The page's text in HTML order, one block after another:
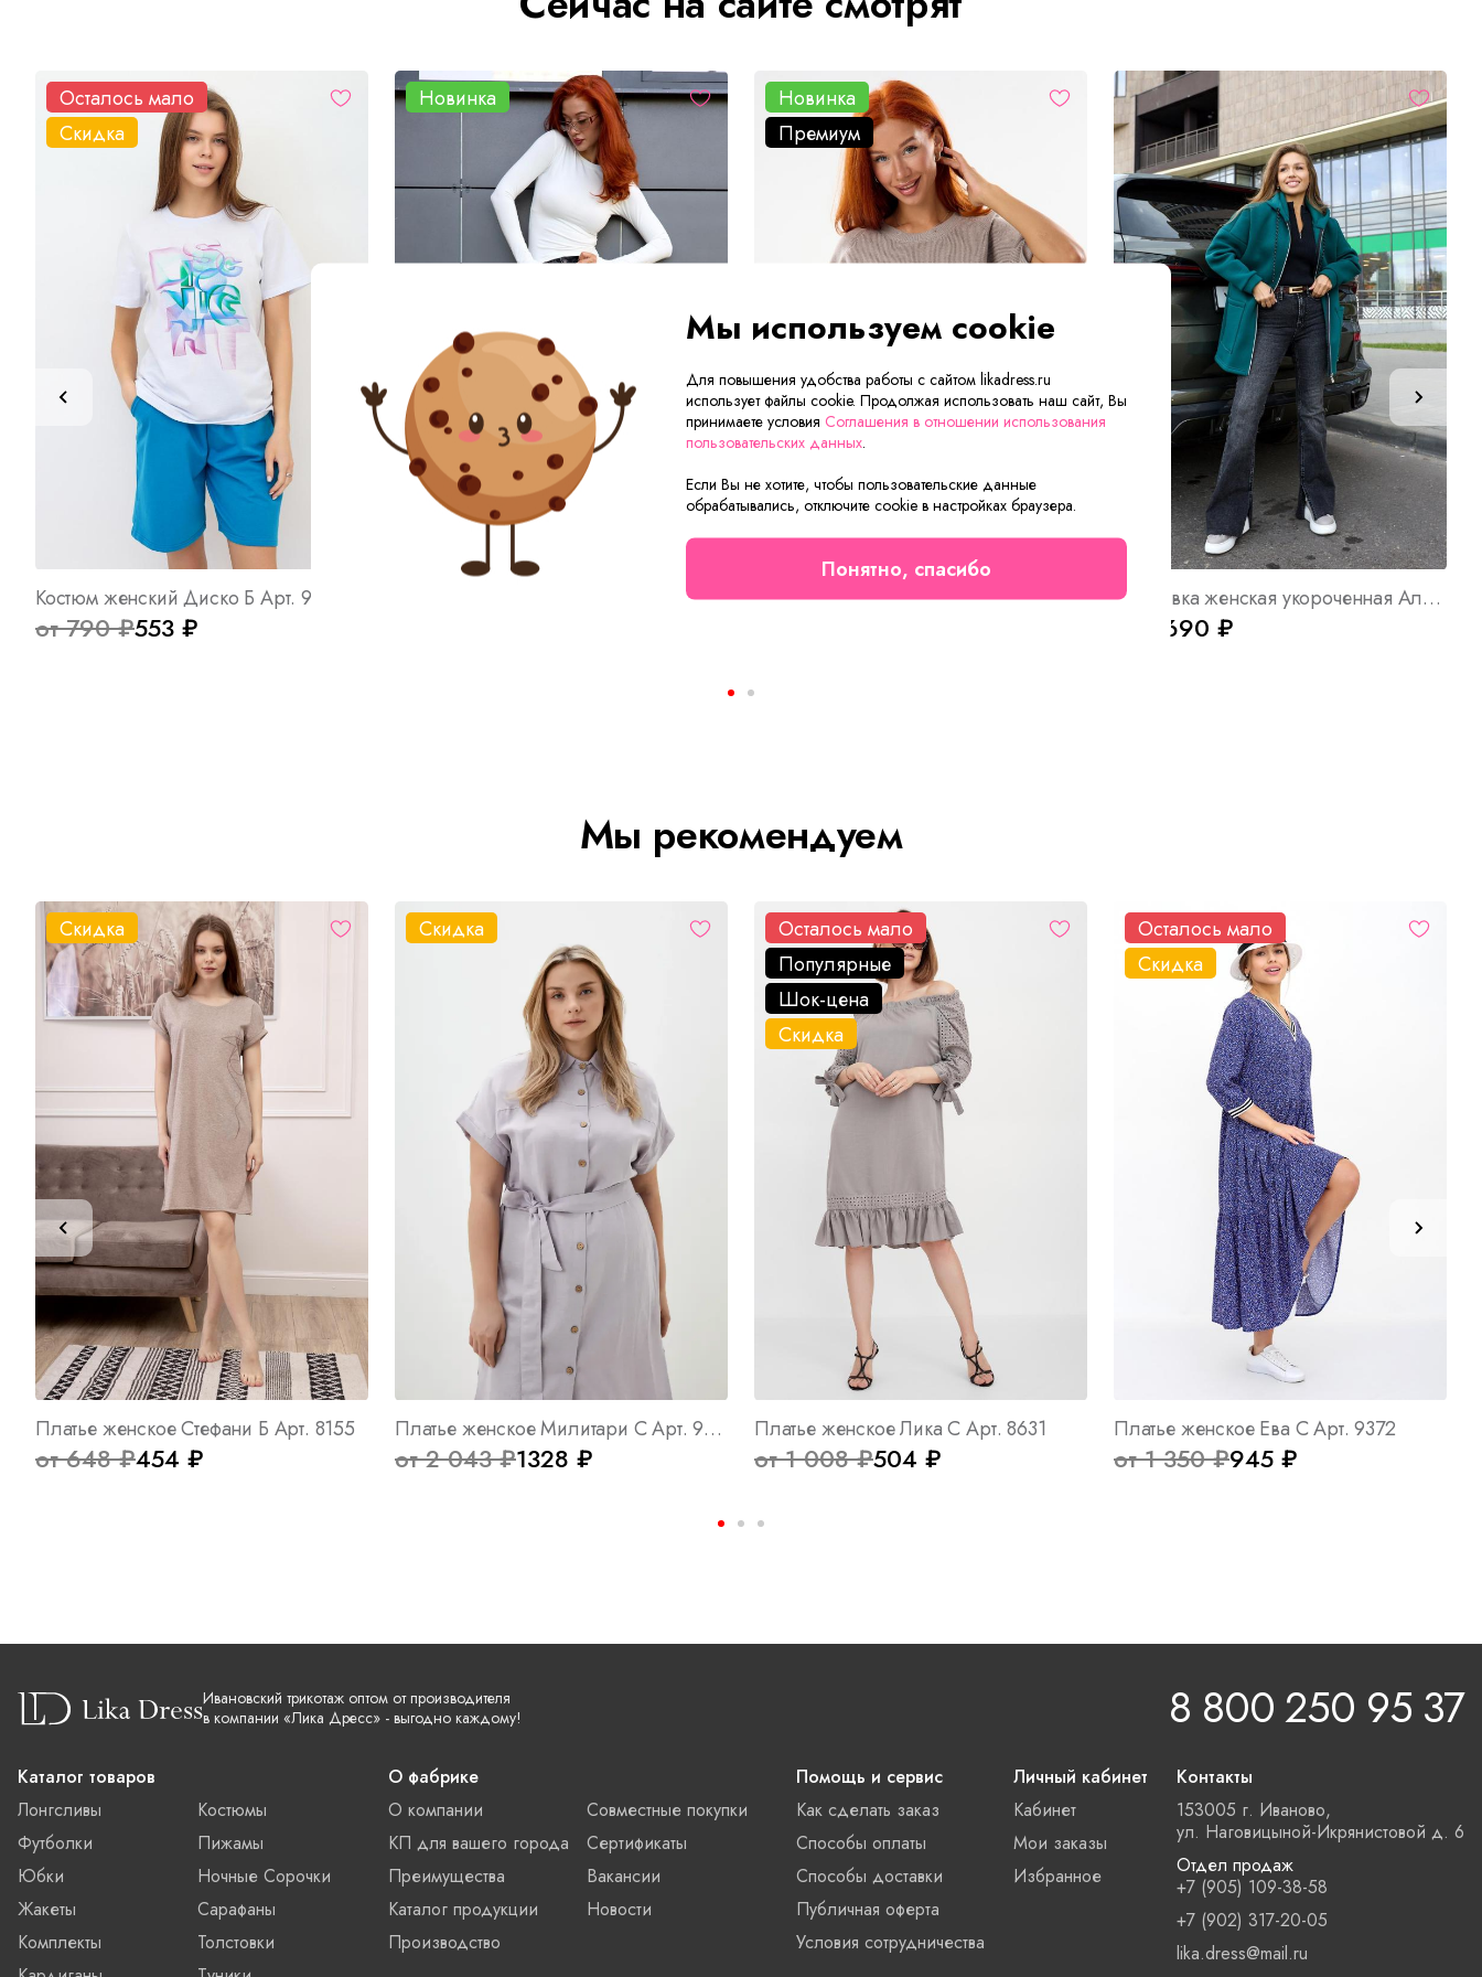
Осталось мало
Скидка
Костюм женский Диско Б Арт. 9231
от 790 ₽553 ₽
Новинка
Лонгслив женский Скимс А Арт. 10569
Новинка
Премиум
Футболка женская вязаная С Арт. 10509 Толстовка женская укороченная Алина З Арт. 10206
от 1 690 ₽
Мы рекомендуем
Скидка
Платье женское Стефани Б Арт. 8155
от 648 ₽454 ₽
Скидка
Платье женское Милитари С Арт. 9440
от 2 043 ₽1328 ₽
Осталось мало
Популярные
Шок-цена
Скидка
Платье женское Лика C Арт. 8631
от 1 008 ₽504 ₽
Осталось мало
Скидка
Платье женское Ева С Арт. 9372
от 1 350 ₽945 ₽
Ивановский трикотаж оптом от производителя
в компании «Лика Дресс» - выгодно каждому!
8 800 250 95 37
Каталог товаров
Лонгсливы
Футболки
Юбки
Жакеты
Комплекты
Костюмы
Пижамы
Ночные Сорочки
Сарафаны
Толстовки
О фабрике
О компании
КП для вашего города
Преимущества
Каталог продукции
Производство
Совместные покупки
Сертификаты
Вакансии
Новости
Помощь и сервис
Как сделать заказ
Способы оплаты
Способы доставки
Публичная оферта
Условия сотрудничества
Личный кабинет
Кабинет
Мои заказы
Избранное
Контакты
153005 г. Иваново,
ул. Наговицыной-Икрянистовой д. 6
Отдел продаж
+7 (905) 109-38-58
+7 (902) 317-20-05
lika.dress@mail.ru
Мы используем cookie
Для повышения удобства работы с сайтом likadress.ru
использует файлы cookie. Продолжая использовать наш сайт, Вы
принимаете условия Соглашения в отношении использования
пользовательских данных.
Если Вы не хотите, чтобы пользовательские данные
обрабатывались, отключите cookie в настройках браузера.
Понятно, спасибо